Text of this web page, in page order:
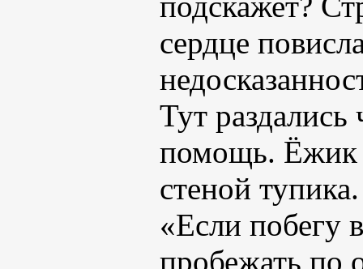
сердце
Тут раздались
помощь. Ёжик
стеной тупика.
«Если побегу
пробежать по